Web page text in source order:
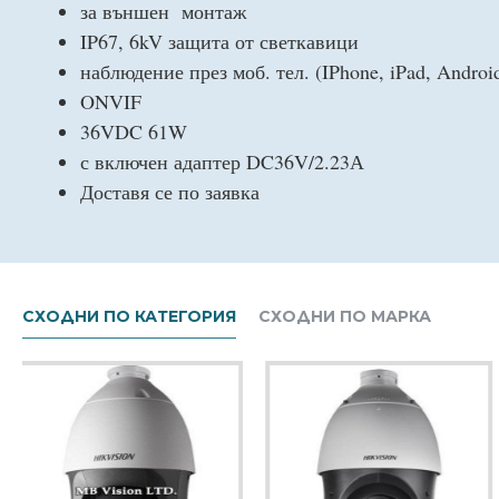
за външен монтаж
IP67, 6kV защита от светкавици
наблюдение през моб. тел. (IPhone, iPad,
ONVIF
36VDC 61W
с включен адаптер DC36V/2.23А
Доставя се по заявка
СХОДНИ ПО КАТЕГОРИЯ СХОДНИ ПО МАРКА